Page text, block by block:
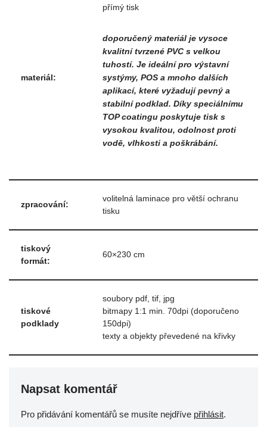
materiál:
přímý tisk
doporučený materiál je vysoce
kvalitní tvrzené PVC s velkou
tuhostí. Je ideální pro výstavní
systýmy, POS a mnoho dalších
aplikací, které vyžadují pevný a
stabilní podklad. Díky speciálnímu
TOP coatingu poskytuje tisk s
vysokou kvalitou, odolnost proti
vodě, vlhkosti a poškrábání.
zpracování:
volitelná laminace pro větší ochranu
tisku
tiskový
formát:
60×230 cm
tiskové
podklady
soubory pdf, tif, jpg
bitmapy 1:1 min. 70dpi (doporučeno
150dpi)
texty a objekty převedené na křivky
Napsat komentář
Pro přidávání komentářů se musíte nejdříve přihlásit.